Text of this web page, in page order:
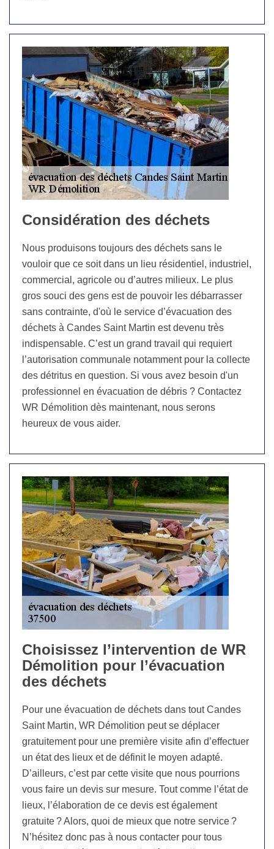
Considération des déchets
Nous produisons toujours des déchets sans le
vouloir que ce soit dans un lieu résidentiel, industriel,
commercial, agricole ou d’autres milieux. Le plus
gros souci des gens est de pouvoir les débarrasser
sans contrainte, d'où le service d’évacuation des
déchets à Candes Saint Martin est devenu très
indispensable. C’est un grand travail qui requiert
l’autorisation communale notamment pour la collecte
des détritus en question. Si vous avez besoin d'un
professionnel en évacuation de débris ? Contactez
WR Démolition dès maintenant, nous serons
heureux de vous aider.
Choisissez l’intervention de WR
Démolition pour l’évacuation
des déchets
Pour une évacuation de déchets dans tout Candes
Saint Martin, WR Démolition peut se déplacer
gratuitement pour une première visite afin d’effectuer
un état des lieux et de définit le moyen adapté.
D’ailleurs, c’est par cette visite que nous pourrions
vous faire un devis sur mesure. Tout comme l’état de
lieux, l’élaboration de ce devis est également
gratuite ? Alors, quoi de mieux que notre service ?
N’hésitez donc pas à nous contacter pour tous